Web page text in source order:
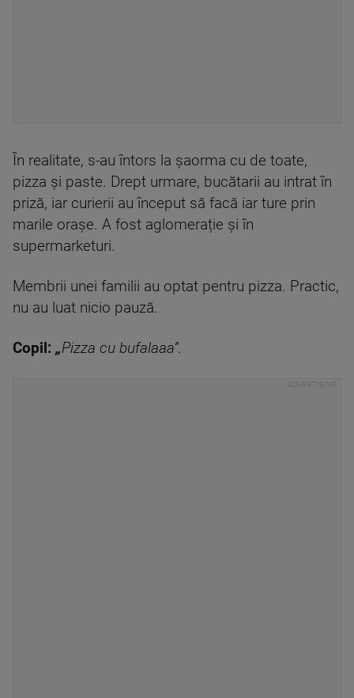
În realitate, s-au întors la șaorma cu de toate,
pizza și paste. Drept urmare, bucătarii au intrat în
priză, iar curierii au început să facă iar ture prin
marile orașe. A fost aglomerație și în
supermarketuri.
Membrii unei familii au optat pentru pizza. Practic,
nu au luat nicio pauză.
Copil: „Pizza cu bufalaaa”.